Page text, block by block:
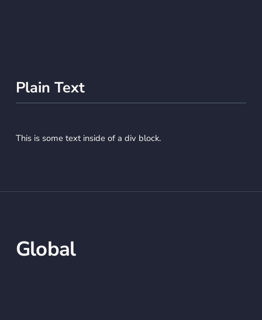
Plain Text
This is some text inside of a div block.
Global